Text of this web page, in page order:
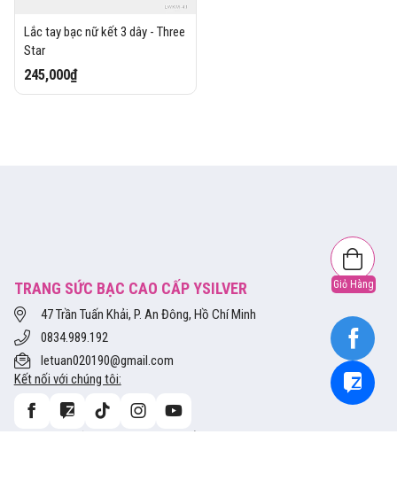
Giỏ Hàng
Lắc tay bạc nữ kết 3 dây - Three
Star
245,000₫
TRANG SỨC BẠC CAO CẤP YSILVER
47 Trần Tuấn Khải, P. An Đông, Hồ Chí Minh
0834.989.192
letuan020190@gmail.com
Kết nối với chúng tôi: